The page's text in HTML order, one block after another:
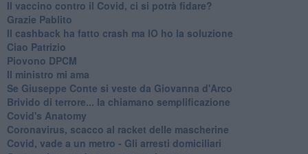
​Il vaccino contro il Covid, ci si potrà fidare?
Grazie Pablito
Il cashback ha fatto crash ma IO ho la soluzione
Ciao Patrizio
Piovono DPCM
Il ministro mi ama
Se Giuseppe Conte si veste da Giovanna d'Arco
Brivido di terrore... la chiamano semplificazione
Covid's Anatomy
Coronavirus, scacco al racket delle mascherine
Covid, vade a un metro - Gli arresti domiciliari